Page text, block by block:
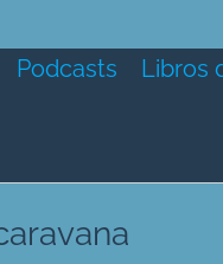
Podcasts Libros